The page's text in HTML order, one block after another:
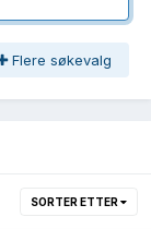
Flere søkevalg
SORTER ETTER